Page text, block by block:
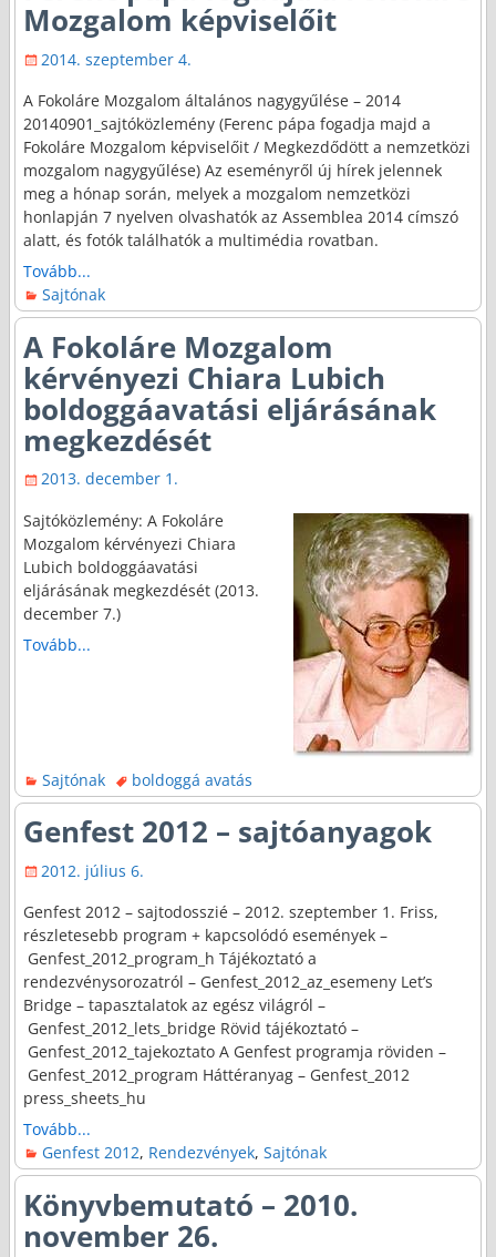
Mozgalom képviselőit
2014. szeptember 4.
A Fokoláre Mozgalom általános nagygyűlése – 2014
20140901_sajtóközlemény (Ferenc pápa fogadja majd a
Fokoláre Mozgalom képviselőit / Megkezdődött a nemzetközi
mozgalom nagygyűlése) Az eseményről új hírek jelennek
meg a hónap során, melyek a mozgalom nemzetközi
honlapján 7 nyelven olvashatók az Assemblea 2014 címszó
alatt, és fotók találhatók a multimédia rovatban.
Tovább...
Sajtónak
A Fokoláre Mozgalom
kérvényezi Chiara Lubich
boldoggáavatási eljárásának
megkezdését
2013. december 1.
Sajtóközlemény: A Fokoláre
Mozgalom kérvényezi Chiara
Lubich boldoggáavatási
eljárásának megkezdését (2013.
december 7.)
Tovább...
Sajtónak boldoggá avatás
Genfest 2012 – sajtóanyagok
2012. július 6.
Genfest 2012 – sajtodosszié – 2012. szeptember 1. Friss,
részletesebb program + kapcsolódó események –
Genfest_2012_program_h Tájékoztató a
rendezvénysorozatról – Genfest_2012_az_esemeny Let’s
Bridge – tapasztalatok az egész világról –
Genfest_2012_lets_bridge Rövid tájékoztató –
Genfest_2012_tajekoztato A Genfest programja röviden –
Genfest_2012_program Háttéranyag – Genfest_2012
press_sheets_hu
Tovább...
Genfest 2012, Rendezvények,Sajtónak
Könyvbemutató – 2010.
november 26.